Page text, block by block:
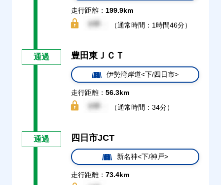
走行距離： 199.9km
（通常時間：1時間46分）
通過 豊田東ＪＣＴ
伊勢湾岸道<下/四日市>
走行距離： 56.3km
（通常時間：34分）
通過 四日市JCT
新名神<下/神戸>
走行距離： 73.4km